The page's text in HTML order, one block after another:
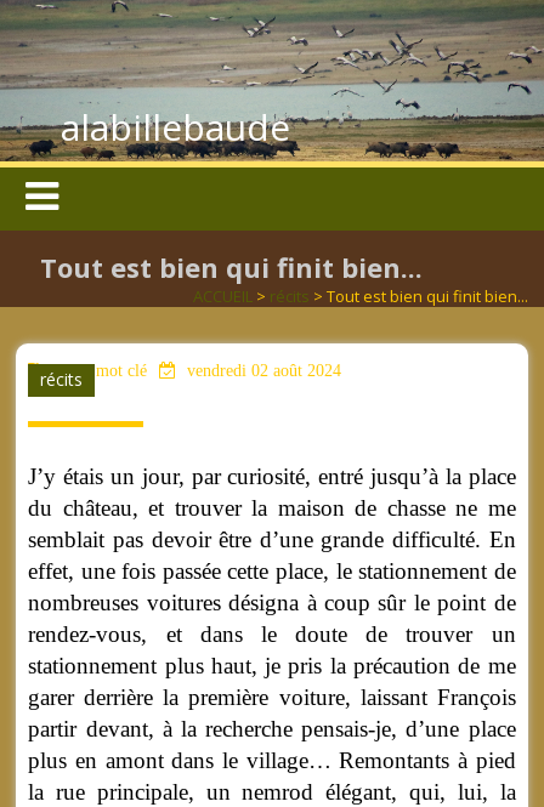
alabillebaude
Tout est bien qui finit bien...
ACCUEIL> récits > Tout est bien qui finit bien...
récits
aucun mot clé vendredi 02 août 2024
J’y étais un jour, par curiosité, entré jusqu’à la place
du château, et trouver la maison de chasse ne me
semblait pas devoir être d’une grande difficulté. En
effet, une fois passée cette place, le stationnement de
nombreuses voitures désigna à coup sûr le point de
rendez-vous, et dans le doute de trouver un
stationnement plus haut, je pris la précaution de me
garer derrière la première voiture, laissant François
partir devant, à la recherche pensais-je, d’une place
plus en amont dans le village… Remontants à pied
la rue principale, un nemrod élégant, qui, lui, la